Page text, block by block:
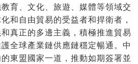
育、文化、旅遊、媒體等領域交
和自由貿易的受益者和捍衛者，
真正的多邊主義，積極推進貿易
全球產業鏈供應鏈穩定暢通。中
東盟國家一道，推動如期簽署並